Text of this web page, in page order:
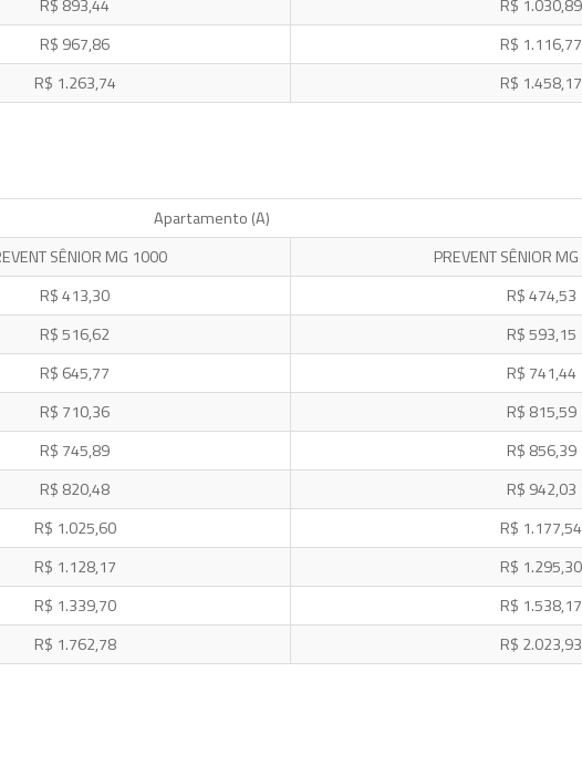
R$ 893,44
R$ 1.030,89
R$ 967,86
R$ 1.116,77
R$ 1.263,74 R$ 1.458,17
Apartamento (A)
SÊNIOR MG 1000
PREVENT SÊNIOR
R$ 413,30
R$ 474,53
R$ 516,62
R$ 593,15
R$ 645,77
R$ 741,44
R$ 710,36
R$ 815,59
R$ 745,89
R$ 856,39
R$ 820,48
R$ 942,03
R$ 1.025,60
R$ 1.177,54
R$ 1.128,17
R$ 1.295,30
R$ 1.339,70
R$ 1.538,17
R$ 1.762,78 R$ 2.023,93